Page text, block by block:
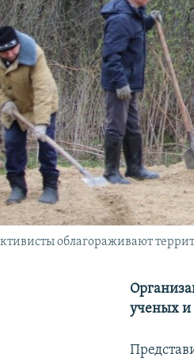
облагораживают
ученых и